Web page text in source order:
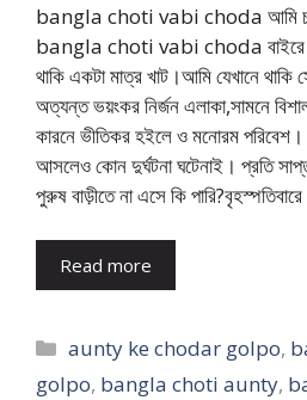
bangla choti vabi choda আমি
bangla choti vabi choda বাইরে
থাকি একটা মাত্র খাট।আমি যেখানে থাকি
অত্যন্ত ভয়ংকর নির্জন এলাকা,সামনে
কারনে ভীতিকর হইলে ও মনোরম
আসলেও কোন দুর্ঘটনা ঘটেনাই। প্রতি
পুরুষ বাড়ীতে না এসে কি
Read more
Categories
aunty ke chodar golpo,
golpo, bangla choti aunty,